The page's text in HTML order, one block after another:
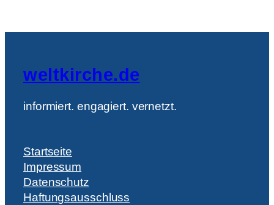
weltkirche.de
informiert. engagiert. vernetzt.
Startseite
Impressum
Datenschutz
Haftungsausschluss